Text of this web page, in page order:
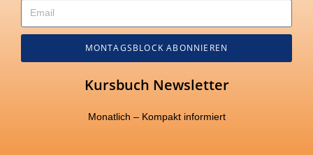
MONTAGSBLOCK ABONNIEREN
Kursbuch Newsletter
Monatlich – Kompakt informiert